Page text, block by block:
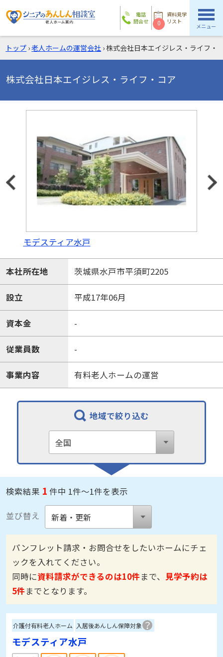
電話
問合せ
資料見学
リスト
0 メニュー
トップ ›老人ホームの運営会社 ›株式会社日本エイジレス・ライフ・
株式会社日本エイジレス・ライフ・コア
モデスティア水戸
本社所在地 茨城県水戸市平須町2205
設立 平成17年06月
資本金 -
従業員数 -
事業内容 有料老人ホームの運営
地域で絞り込む
検索結果 1 件中 1件～1件を表示
並び替え
パンフレット請求・お問合せをしたいホームにチェ
ックを入れてください。
同時に資料請求ができるのは10件まで、 見学予約は
5件までとなります。
介護付有料老人ホーム 入居後あんしん保障対象
モデスティア水戸